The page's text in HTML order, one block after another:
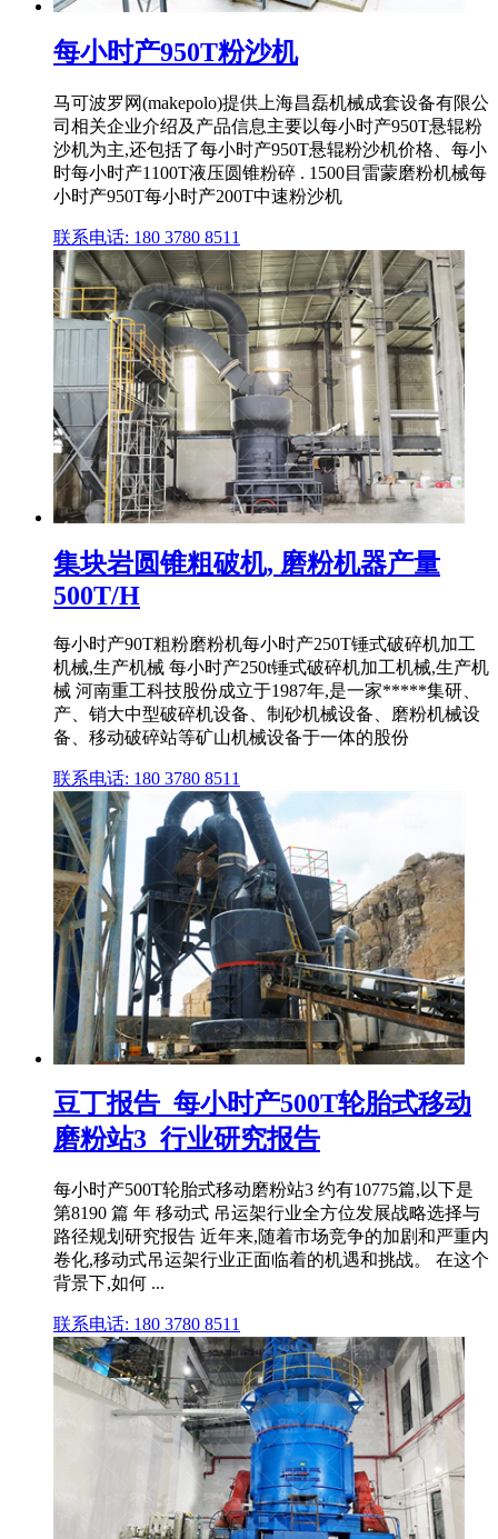
每小时产950T粉沙机
马可波罗网(makepolo)提供上海昌磊机械成套设备有限公
司相关企业介绍及产品信息主要以每小时产950T悬辊粉
沙机为主,还包括了每小时产950T悬辊粉沙机价格、每小
时每小时产1100T液压圆锥粉碎 . 1500目雷蒙磨粉机械每
小时产950T每小时产200T中速粉沙机
联系电话: 180 3780 8511
集块岩圆锥粗破机, 磨粉机器产量
500T/H
每小时产90T粗粉磨粉机每小时产250T锤式破碎机加工
机械,生产机械 每小时产250t锤式破碎机加工机械,生产机
械 河南重工科技股份成立于1987年,是一家*****集研、
产、销大中型破碎机设备、制砂机械设备、磨粉机械设
备、移动破碎站等矿山机械设备于一体的股份
联系电话: 180 3780 8511
豆丁报告_每小时产500T轮胎式移动
磨粉站3_行业研究报告
每小时产500T轮胎式移动磨粉站3 约有10775篇,以下是
第8190 篇 年 移动式 吊运架行业全方位发展战略选择与
路径规划研究报告 近年来,随着市场竞争的加剧和严重内
卷化,移动式吊运架行业正面临着的机遇和挑战。 在这个
背景下,如何 ...
联系电话: 180 3780 8511